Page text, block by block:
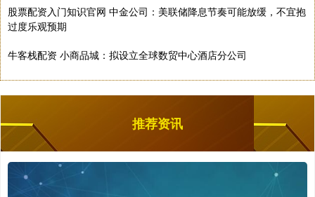
股票配资入门知识官网 中金公司：美联储降息节奏可能放缓，不宜抱
过度乐观预期
牛客栈配资 小商品城：拟设立全球数贸中心酒店分公司
推荐资讯